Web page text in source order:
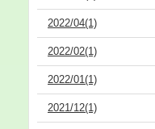
2022/04(1)
2022/02(1)
2022/01(1)
2021/12(1)